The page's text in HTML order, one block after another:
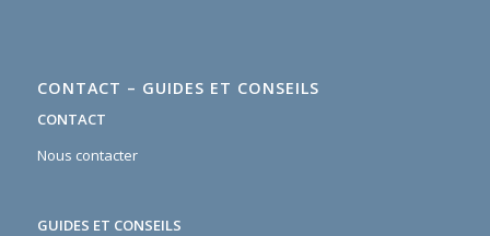
CONTACT – GUIDES ET CONSEILS
CONTACT
Nous contacter
GUIDES ET CONSEILS